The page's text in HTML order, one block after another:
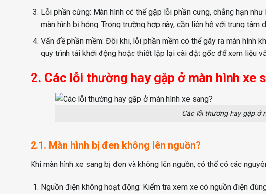
Lỗi phần cứng: Màn hình có thể gặp lỗi phần cứng, chẳng hạn
màn hình bị hỏng. Trong trường hợp này, cần liên hệ với trung
Vấn đề phần mềm: Đôi khi, lỗi phần mềm có thể gây ra màn hình
quy trình tái khởi động hoặc thiết lập lại cài đặt gốc để xem liệu
2. Các lỗi thường hay gặp ở màn hình xe
Các lỗi thường hay gặp ở
2.1. Màn hình bị đen không lên nguồn?
Khi màn hình xe sang bị đen và không lên nguồn, có thể có các
Nguồn điện không hoạt động: Kiểm tra xem xe có nguồn điện